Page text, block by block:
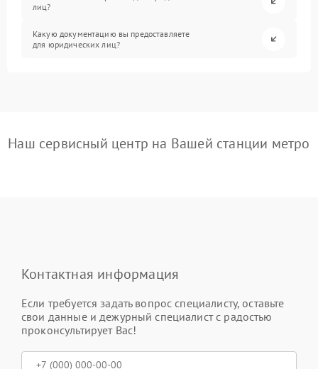
лиц?
Какую документацию вы предоставляете
для юридических лиц?
Наш сервисный центр на Вашей станции метро
Контактная информация
Если требуется задать вопрос специалисту, оставьте
свои данные и дежурный специалист с радостью
проконсультирует Вас!